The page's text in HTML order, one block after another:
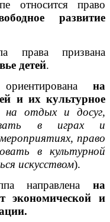
относится право
развитие
права призвана
детей.
на
и их культурное
на отдых и досуг,
в играх и
право
в культурной
искусством).
направлена на
экономической и